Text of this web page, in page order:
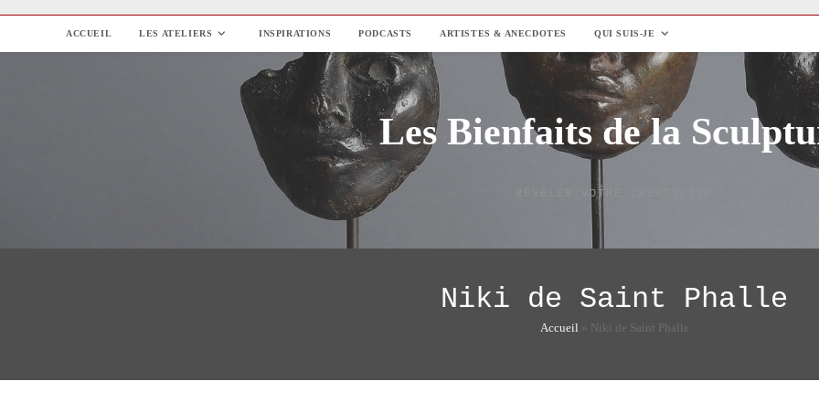
content
ACCUEIL LES ATELIERS INSPIRATIONS PODCASTS ARTISTES & ANECDOTES QUI SUIS-JE
Les Bienfaits de la
RÉVÉLER VOTRE CRÉATIVITÉ
Niki de Saint Phalle
Accueil » Niki de Saint Phalle